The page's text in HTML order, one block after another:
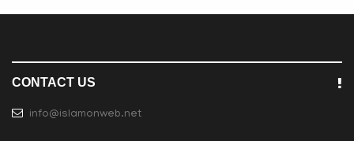
CONTACT US
info@islamonweb.net